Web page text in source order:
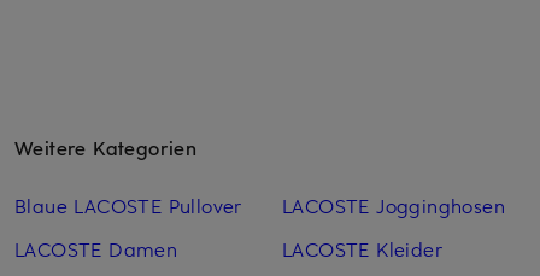
Weitere Kategorien
Blaue LACOSTE Pullover
LACOSTE Damen
LACOSTE Jogginghosen
LACOSTE Kleider